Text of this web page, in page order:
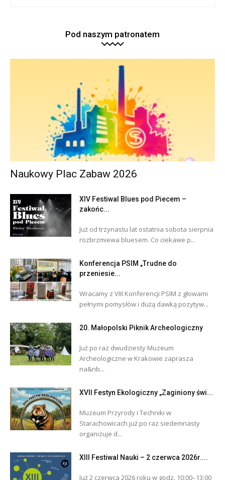
Pod naszym patronatem
Naukowy Plac Zabaw 2026
XIV Festiwal Blues pod Piecem –
zakońc...
Już od trzynastu lat ostatnia sobota sierpnia
rozbrzmiewa bluesem. Co ciekawe p...
Konferencja PSIM „Trudne do
przeniesie...
Wracamy z VIII Konferencji PSIM z głowami
pełnymi pomysłów i dużą dawką pozytyw...
20. Małopolski Piknik Archeologiczny
Już po raz dwudziesty Muzeum
Archeologiczne w Krakowie zaprasza
na&nb...
XVII Festyn Ekologiczny „Zaginiony świ...
Muzeum Przyrody i Techniki w
Starachowicach już po raz siedemnasty
organizuje d...
XIII Festiwal Nauki – 2 czerwca 2026r....
Już 2 czerwca 2026 roku w godz. 10:00–13:00